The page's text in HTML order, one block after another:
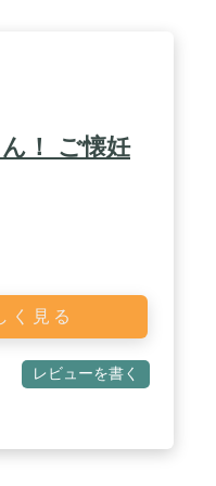
！ ご懐妊
く見る
レビューを書く